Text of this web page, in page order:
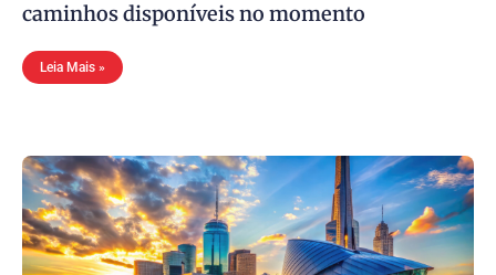
caminhos disponíveis no momento
Leia Mais »